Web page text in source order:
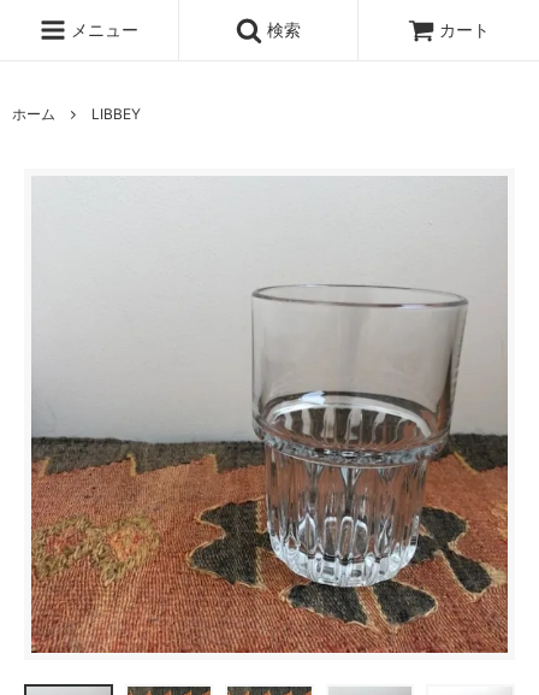
メニュー 検索 カート
ホーム LIBBEY